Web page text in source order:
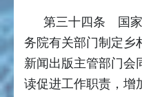
第三十四条 国家
务院有关部门制定乡
新闻出版主管部门会
读促进工作职责，增